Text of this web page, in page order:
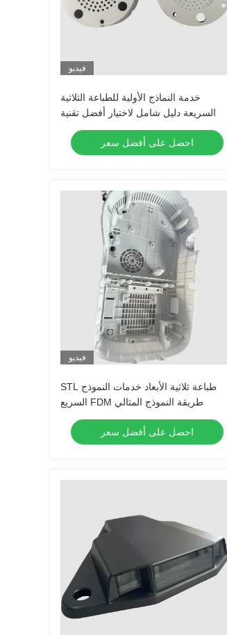
فيديو
خدمة النماذج الأولية للطباعة الثلاثية
السريعة دليل شامل لاختيار أفضل تقنية
احصل على أفضل سعر
فيديو
STL طباعة ثلاثية الأبعاد خدمات النموذج
السريع FDM طريقة النموذج المثالي
احصل على أفضل سعر